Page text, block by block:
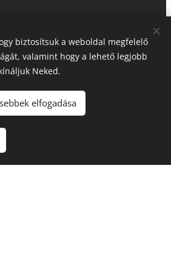
biztosítsuk a weboldal megfelelő
valamint hogy a lehető legjobb
Neked.
elfogadása